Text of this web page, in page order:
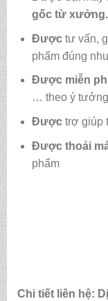
gốc từ xưởng.
Được tư vấn,
phẩm đúng
Được miễn
… theo ý tưởng
Được trợ giúp
Được thoải
phẩm
Chi tiết liên hệ: